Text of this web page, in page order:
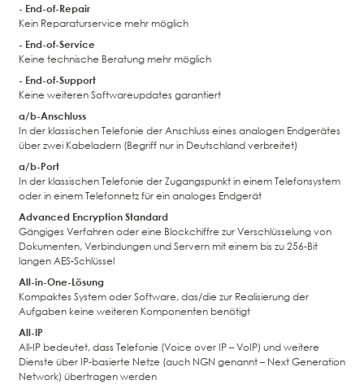
- End-of-Repair
Kein Reparaturservice mehr möglich
- End-of-Service
Keine technische Beratung mehr möglich
- End-of-Support
Keine weiteren Softwareupdates garantiert
a/b-Anschluss
In der klassischen Telefonie der Anschluss eines analogen Endgerätes
über zwei Kabeladern (Begriff nur in Deutschland verbreitet)
a/b-Port
In der klassischen Telefonie der Zugangspunkt in einem Telefonsystem
oder in einem Telefonnetz für ein analoges Endgerät
Advanced Encryption Standard
Gängiges Verfahren oder eine Blockchiffre zur Verschlüsselung von
Dokumenten, Verbindungen und Servern mit einem bis zu 256-Bit
langen AES-Schlüssel
All-in-One-Lösung
Kompaktes System oder Software, das/die zur Realisierung der
Aufgaben keine weiteren Komponenten benötigt
All-IP
All-IP bedeutet, dass Telefonie (Voice over IP – VoIP) und weitere
Dienste über IP-basierte Netze (auch NGN genannt – Next Generation
Network) übertragen werden